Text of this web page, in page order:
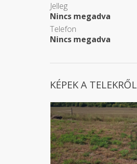
Jelleg
Nincs megadva
Telefon
Nincs megadva
KÉPEK A TELEKRŐL